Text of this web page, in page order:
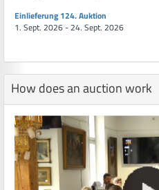
Einlieferung 124. Auktion
1. Sept. 2026 - 24. Sept. 2026
How does an auction work